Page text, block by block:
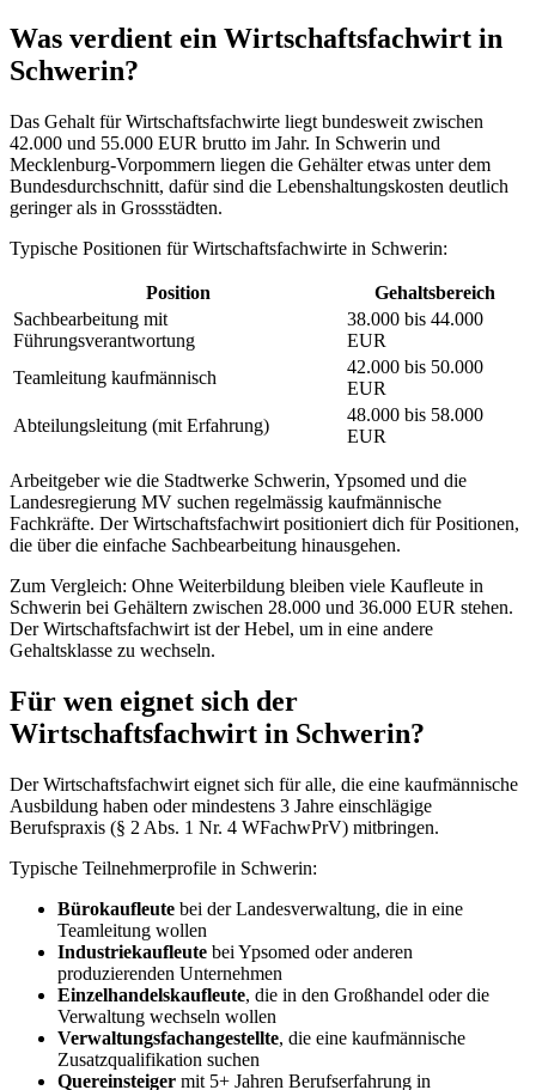
Was verdient ein Wirtschaftsfachwirt in
Schwerin?
Das Gehalt für Wirtschaftsfachwirte liegt bundesweit zwischen
42.000 und 55.000 EUR brutto im Jahr. In Schwerin und
Mecklenburg-Vorpommern liegen die Gehälter etwas unter dem
Bundesdurchschnitt, dafür sind die Lebenshaltungskosten deutlich
geringer als in Grossstädten.
Typische Positionen für Wirtschaftsfachwirte in Schwerin:
Position
Gehaltsbereich
Sachbearbeitung mit
Führungsverantwortung
38.000 bis 44.000
EUR
Teamleitung kaufmännisch
42.000 bis 50.000
EUR
Abteilungsleitung (mit Erfahrung)
48.000 bis 58.000
EUR
Arbeitgeber wie die Stadtwerke Schwerin, Ypsomed und die
Landesregierung MV suchen regelmässig kaufmännische
Fachkräfte. Der Wirtschaftsfachwirt positioniert dich für Positionen,
die über die einfache Sachbearbeitung hinausgehen.
Zum Vergleich: Ohne Weiterbildung bleiben viele Kaufleute in
Schwerin bei Gehältern zwischen 28.000 und 36.000 EUR stehen.
Der Wirtschaftsfachwirt ist der Hebel, um in eine andere
Gehaltsklasse zu wechseln.
Für wen eignet sich der
Wirtschaftsfachwirt in Schwerin?
Der Wirtschaftsfachwirt eignet sich für alle, die eine kaufmännische
Ausbildung haben oder mindestens 3 Jahre einschlägige
Berufspraxis (§ 2 Abs. 1 Nr. 4 WFachwPrV) mitbringen.
Typische Teilnehmerprofile in Schwerin:
Bürokaufleute bei der Landesverwaltung, die in eine
Teamleitung wollen
Industriekaufleute bei Ypsomed oder anderen
produzierenden Unternehmen
Einzelhandelskaufleute, die in den Großhandel oder die
Verwaltung wechseln wollen
Verwaltungsfachangestellte, die eine kaufmännische
Zusatzqualifikation suchen
Quereinsteiger mit 5+ Jahren Berufserfahrung in